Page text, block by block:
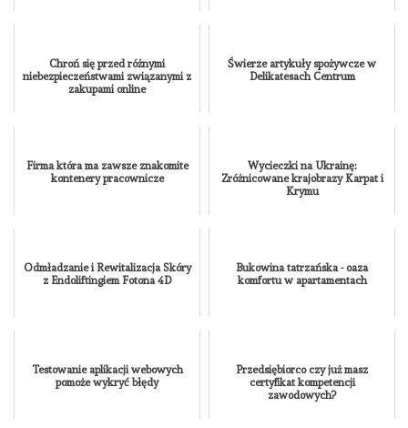
Chroń się przed różnymi
niebezpieczeństwami związanymi z
zakupami online
Świerze artykuły spożywcze w
Delikatesach Centrum
Firma która ma zawsze znakomite
kontenery pracownicze
Wycieczki na Ukrainę:
Zróżnicowane krajobrazy Karpat i
Krymu
Odmładzanie i Rewitalizacja Skóry
z Endoliftingiem Fotona 4D
Bukowina tatrzańska - oaza
komfortu w apartamentach
Testowanie aplikacji webowych
pomoże wykryć błędy
Przedsiębiorco czy już masz
certyfikat kompetencji
zawodowych?